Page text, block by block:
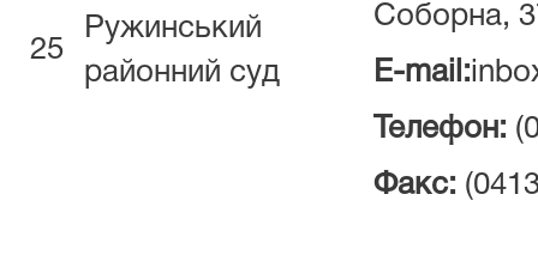
25
Ружинський
районний суд
Соборна,
E-mail:
Телефон:
Факс: